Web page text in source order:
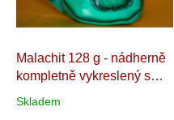
Malachit 128 g - nádherně
kompletně vykreslený s
Skladem